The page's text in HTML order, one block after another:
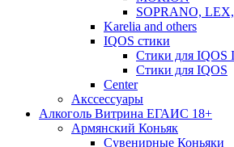
SOPRANO,
Karelia and others
IQOS стики
Стики для IQOS
Стики для IQOS
Сenter
Акссессуары
Алкоголь Витрина ЕГАИС 18+
Армянский Коньяк
Сувенирные Коньяки